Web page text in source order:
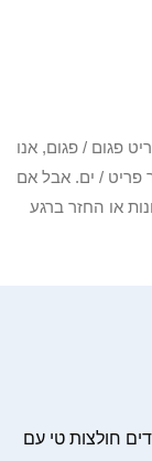
או שקיבלת פריט פגום / פגום, אנו
פריט / ים. אבל אם
או החזר ברגע
חולצות טי עם